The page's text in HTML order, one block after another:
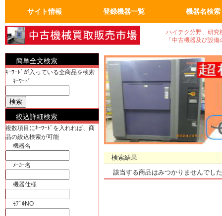
サイト情報
トップページ
FAQ：よくある質問
人気の商品
会員ページ
運営会社概要
登録機器一覧
真空機器・真空ポンプ 真空機器
真空ポンプ
真空コンポーネント
試験・検査機
洗浄、クリーニンク゛
加熱機、冷却機
分析機器
計測、計量機・顕微鏡 計測、計量機
顕微鏡
汎用理化学機器
電気計測器・光学関連 電気計測器
光学関連
物流、包装、保管
成形、樹脂、フィルム
クリーンルーム関係
電気機器、部品
工作機械、加工機
ユーティリティ機器
半導体・実装機器関連 半導体関連
実装機器関連
バイオ関連
OA事務什器・その他 OA事務什器
その他
機器名検索
ハイテク分野、研究
「中古機器及び設
簡単全文検索
ｷｰﾜｰﾄﾞが入っている全商品を検索
ｷｰﾜｰﾄﾞ
絞込詳細検索
複数項目にｷｰﾜｰﾄﾞを入れれば、商
品の絞込検索が可能
機器名
ﾒｰｶｰ名
機器仕様
ﾓﾃﾞﾙNO
検索結果
該当する商品はみつかりませんでし